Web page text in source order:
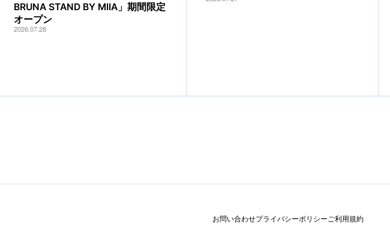
BRUNA STAND BY MIIA」期間限定
オープン
2026.07.28
お問い合わせプライバシーポリシーご利用規約